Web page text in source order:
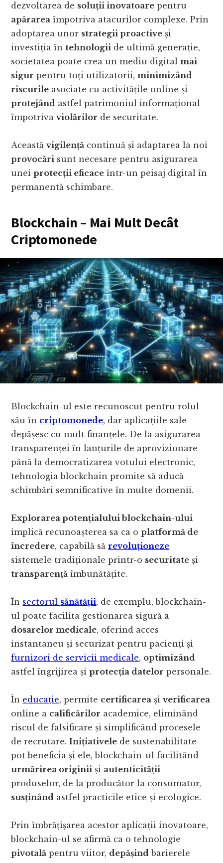
dezvoltarea de soluții inovatoare pentru
apărarea împotriva atacurilor complexe. Prin
adoptarea unor strategii proactive și
investiția întehnologii de ultimă generație,
societatea poate crea un mediu digitalmai
sigur pentru toți utilizatorii,minimizând
riscurile asociate cu activitățile online și
protejând astfel patrimoniul informațional
împotrivaviolărilor de securitate.
Aceastăvigilență continuă și adaptarea la noi
provocări sunt necesare pentru asigurarea
uneiprotecții eficace într-un peisaj digital în
permanentă schimbare.
Blockchain – Mai Mult Decât
Criptomonede
Blockchain-ul este recunoscut pentru rolul
său în criptomonede, dar aplicațiile sale
depășesc cu mult finanțele. De la asigurarea
transparenței în lanțurile de aprovizionare
până la democratizarea votului electronic,
tehnologia blockchain promite să aducă
schimbări semnificative în multe domenii.
Explorarea potențialului blockchain-ului
implică recunoașterea sa ca oplatformă de
încredere, capabilă sărevoluționeze
sistemele tradiționale printr-o securitate și
transparență îmbunătățite.
În sectorul sănătății, de exemplu, blockchain-
ul poate facilita gestionarea sigură a
dosarelor medicale, oferind acces
instantaneu și securizat pentru pacienți și
furnizori de servicii medicale, optimizând
astfel îngrijirea șiprotecția datelor personale.
În educație, permite certificarea șiverificarea
online a calificărilor academice, eliminând
riscul de falsificare și simplificând procesele
de recrutare.Inițiativele de sustenabilitate
pot beneficia și ele, blockchain-ul facilitând
urmărirea originii și autenticității
produselor, de la producător la consumator,
susținând astfel practicile etice și ecologice.
Prin îmbrățișarea acestor aplicații inovatoare,
blockchain-ul se afirmă ca o tehnologie
pivotală pentru viitor, depășind barierele